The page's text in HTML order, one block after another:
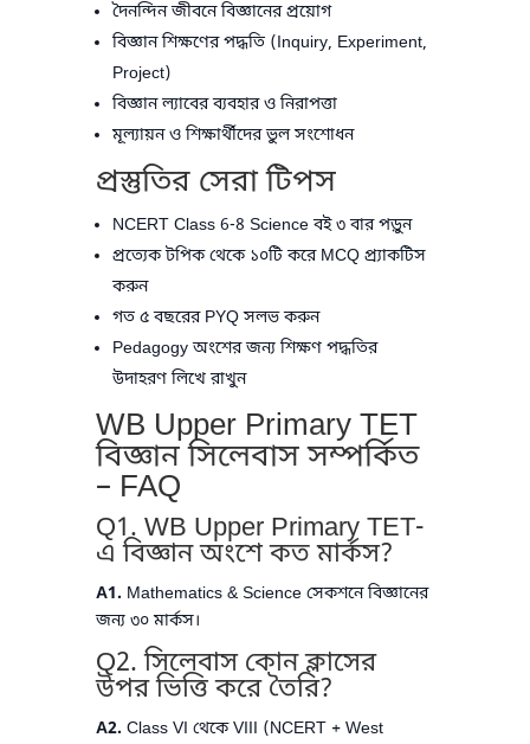
দৈনন্দিন জীবনে বিজ্ঞানের প্রয়োগ
বিজ্ঞান শিক্ষণের পদ্ধতি (Inquiry, Experiment,
Project)
বিজ্ঞান ল্যাবের ব্যবহার ও নিরাপত্তা
মূল্যায়ন ও শিক্ষার্থীদের ভুল সংশোধন
প্রস্তুতির সেরা টিপস
NCERT Class 6-8 Science বই ৩ বার পড়ুন
প্রত্যেক টপিক থেকে ১০টি করে MCQ প্র্যাকটিস
করুন
গত ৫ বছরের PYQ সলভ করুন
Pedagogy অংশের জন্য শিক্ষণ পদ্ধতির
উদাহরণ লিখে রাখুন
WB Upper Primary TET
বিজ্ঞান সিলেবাস সম্পর্কিত
– FAQ
Q1. WB Upper Primary TET-
এ বিজ্ঞান অংশে কত মার্কস?
A1.Mathematics & Science সেকশনে বিজ্ঞানের
জন্য ৩০ মার্কস।
Q2. সিলেবাস কোন ক্লাসের
উপর ভিত্তি করে তৈরি?
A2.Class VI থেকে VIII (NCERT + West